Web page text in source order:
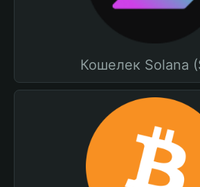
Кошелек Solana